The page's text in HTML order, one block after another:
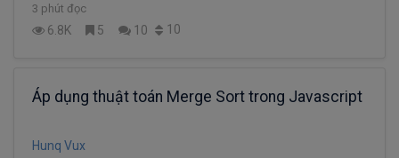
3 phút đọc
6.8K 5 10 10
Áp dụng thuật toán Merge Sort trong Javascript
Hunq Vux